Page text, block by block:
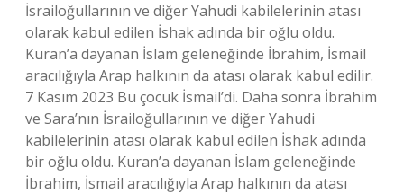
İsrailoğullarının ve diğer Yahudi kabilelerinin atası
olarak kabul edilen İshak adında bir oğlu oldu.
Kuran’a dayanan İslam geleneğinde İbrahim, İsmail
aracılığıyla Arap halkının da atası olarak kabul edilir.
7 Kasım 2023 Bu çocuk İsmail’di. Daha sonra İbrahim
ve Sara’nın İsrailoğullarının ve diğer Yahudi
kabilelerinin atası olarak kabul edilen İshak adında
bir oğlu oldu. Kuran’a dayanan İslam geleneğinde
İbrahim, İsmail aracılığıyla Arap halkının da atası